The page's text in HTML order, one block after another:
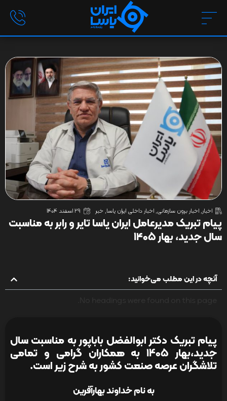
اخبار,اخبار برون سازمانی,اخبار داخلی ایران یاسا,خبر 29 اسفند 1404
پیام تبریک مدیرعامل ایران یاسا تایر و رابر به مناسبت
سال جدید، بهار ۱۴۰۵
آنچه در این مطلب می‌خوانید:
پیام تبریک دکتر ابوالفضل باباپور به مناسبت سال
جدید،بهار 1405 به همکاران گرامی و تمامی
تلاشگران عرصه صنعت کشور به شرح زیر است.
به نام خداوند بهارآفرین